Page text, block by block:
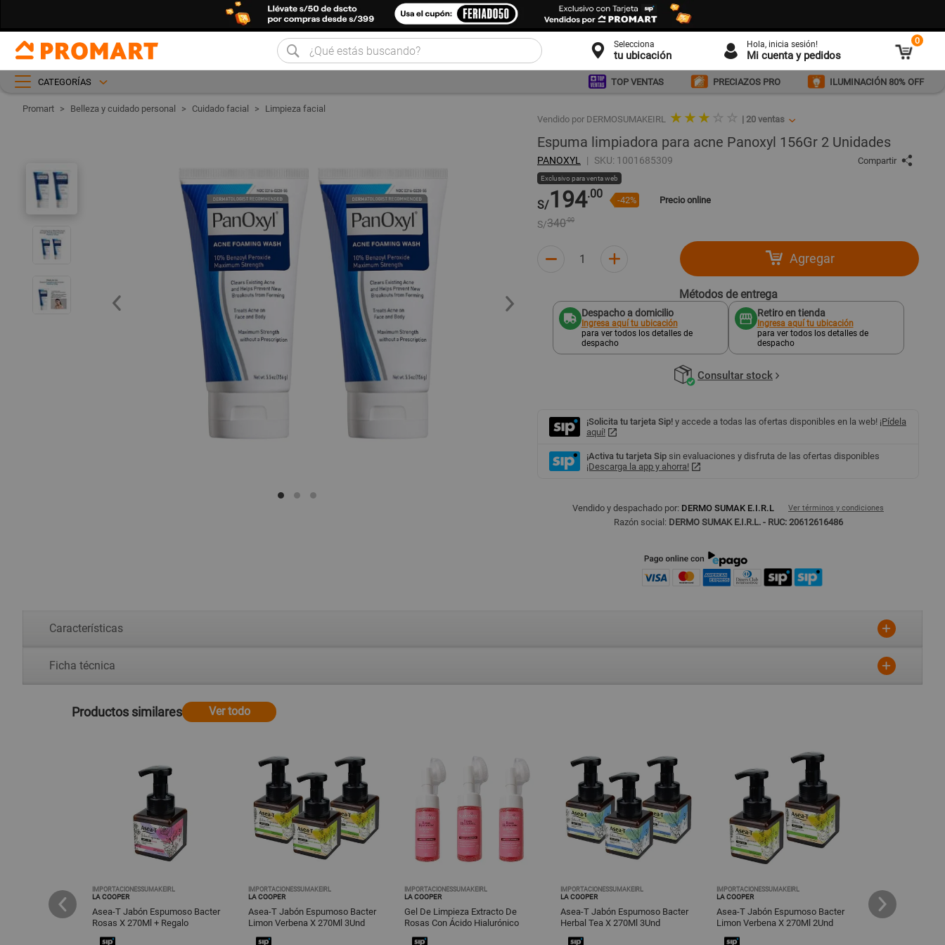
Selecciona
tu ubicación
Hola, inicia sesión!
Mi cuenta y pedidos
0
CATEGORÍAS TOP VENTAS PRECIAZOS PRO ILUMINACIÓN 80% OFF
Belleza y cuidado personal Cuidado facial
Limpieza facial
Vendido por DERMOSUMAKEIRL ★ ★ ★ ☆ ☆ | 20 ventas
Espuma limpiadora para acne Panoxyl 156Gr 2 Unidades
PANOXYL SKU: 1001685309 Compartir
Exclusivo para venta web
S/194.00 -42% Precio online
S/340.00
Agregar
Métodos de entrega
Despacho a domicilio
Ingresa aquí tu ubicación
para ver todos los detalles de
despacho
Retiro en tienda
Ingresa aquí tu ubicación
para ver todos los detalles de
despacho
Consultar stock
¡Solicita tu tarjeta Sip! y accede a todas las ofertas disponibles en la web! ¡Pídela
aquí!
¡Activa tu tarjeta Sip sin evaluaciones y disfruta de las ofertas disponibles
¡Descarga la app y ahorra!
Vendido y despachado por: DERMO SUMAK E.I.R.L Ver términos y condiciones
Razón social: DERMO SUMAK E.I.R.L. - RUC: 20612616486
Características
Ficha técnica
Productos similares Ver todo
Bacter
IMPORTACIONESSUMAKEIRL
LA COOPER
Asea-T Jabón Espumoso Bacter
Rosas X 270Ml + Regalo
IMPORTACIONESSUMAKEIRL
LA COOPER
Asea-T Jabón Espumoso Bacter
Limon Verbena X 270Ml 3Und
IMPORTACIONESSUMAKEIRL
LA COOPER
Gel De Limpieza Extracto De
Rosas Con Ácido Hialurónico
IMPORTACIONESSUMAKEIRL
LA COOPER
Asea-T Jabón Espumoso Bacter
Herbal Tea X 270Ml 3Und
IMPORTACIONESSUMAKEIRL
LA COOPER
Asea-T Jabón Espumoso Bacter
Limon Verbena X 270Ml 2Und
LA COOPER
Gel De Limpieza